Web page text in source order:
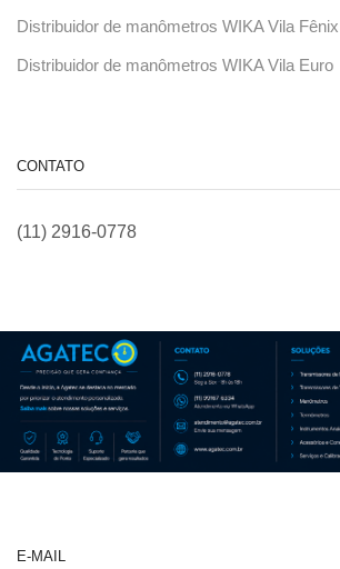
Distribuidor de manômetros WIKA Vila Fênix
Distribuidor de manômetros WIKA Vila Euro
CONTATO
(11) 2916-0778
E-MAIL